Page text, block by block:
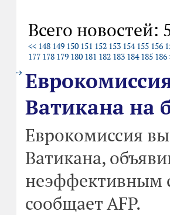
Всего новостей:
<< 148 149 150 151 152 153 154 155 156
177 178 179 180 181 182 183 184 185 186
Ватикана на
Еврокомиссия
Ватикана,
неэффективным
сообщает AFP.